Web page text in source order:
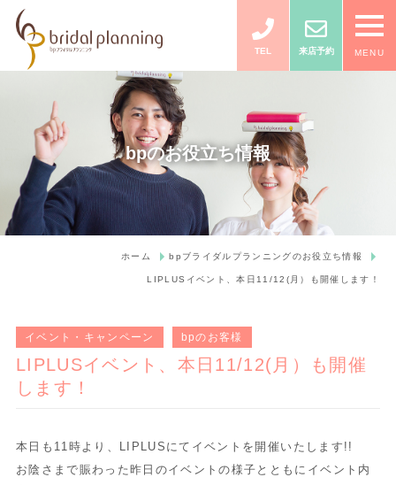
TEL 来店予約 MENU
bpのお役立ち情報
ホーム bpブライダルプランニングのお役立ち情報
LIPLUSイベント、本日11/12(月）も開催します！
イベント・キャンペーン bpのお客様
LIPLUSイベント、本日11/12(月）も開催
します！
本日も11時より、LIPLUSにてイベントを開催いたします!!
お陰さまで賑わった昨日のイベントの様子とともにイベント内